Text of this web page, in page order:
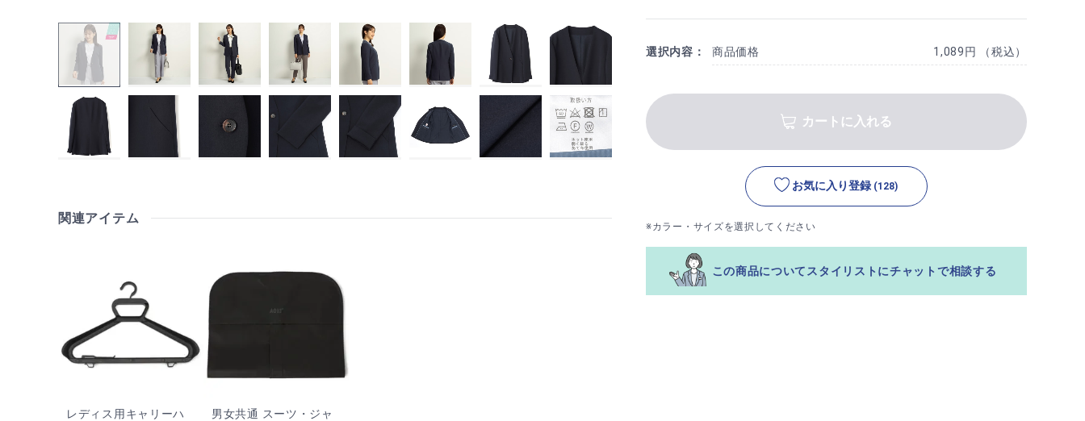
関連アイテム
レディス用キャリーハ
男女共通 スーツ・ジャ
選択内容： 商品価格 1,089円 （税込）
カートに入れる
お気に入り登録 (128)
※カラー・サイズを選択してください
この商品についてスタイリストにチャットで相談する